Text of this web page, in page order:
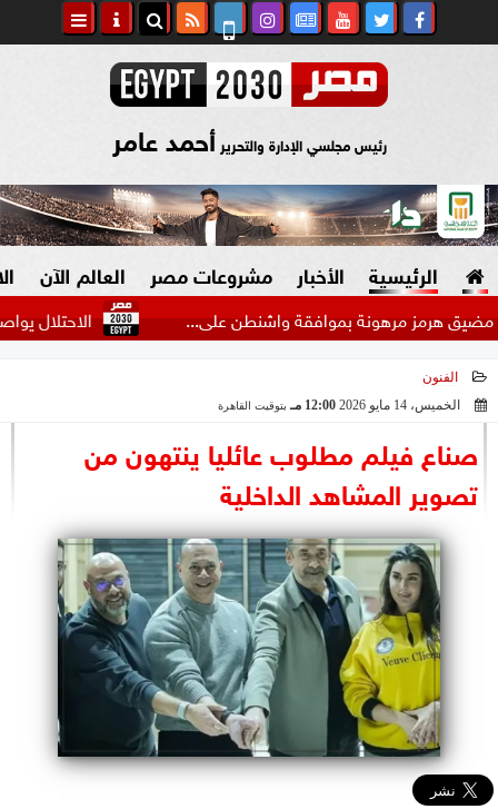
رئيس مجلسي الإدارة والتحرير أحمد عامر
الرئيسية الأخبار
السياسة
الرئاسة
البرلمان
الوزارات
الأحزاب
مشروعات مصر
صنع في مصر
العالم الآن
الاحتلال يواصل مرهونة بموافقة واشنطن على...
الفنون
الخميس، 14 مايو 2026
12:00 مـ بتوقيت القاهرة
صناع فيلم مطلوب عائليا ينتهون من
تصوير المشاهد الداخلية